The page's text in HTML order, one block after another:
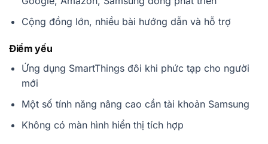
Cộng đồng lớn, nhiều bài hướng dẫn và hỗ trợ
Điểm yếu
Ứng dụng SmartThings đôi khi phức tạp cho người
mới
Một số tính năng nâng cao cần tài khoản Samsung
Không có màn hình hiển thị tích hợp